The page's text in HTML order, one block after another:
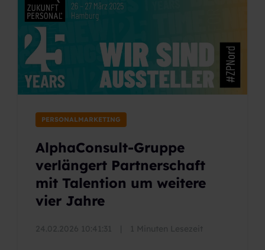
PERSONALMARKETING
AlphaConsult-Gruppe
verlängert Partnerschaft
mit Talention um weitere
vier Jahre